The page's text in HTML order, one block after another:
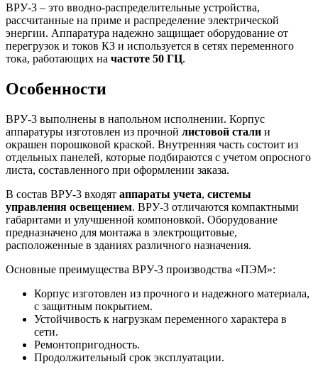
ВРУ-3 – это вводно-распределительные устройства,
рассчитанные на приме и распределение электрической
энергии. Аппаратура надежно защищает оборудование от
перегрузок и токов КЗ и используется в сетях переменного
тока, работающих на частоте 50 ГЦ.
Особенности
ВРУ-3 выполнены в напольном исполнении. Корпус
аппаратуры изготовлен из прочной листовой стали и
окрашен порошковой краской. Внутренняя часть состоит из
отдельных панелей, которые подбираются с учетом опросного
листа, составленного при оформлении заказа.
В состав ВРУ-3 входят аппараты учета, системы
управления освещением. ВРУ-3 отличаются компактными
габаритами и улучшенной компоновкой. Оборудование
предназначено для монтажа в электрощитовые,
расположенные в зданиях различного назначения.
Основные преимущества ВРУ-3 производства «ПЭМ»:
Корпус изготовлен из прочного и надежного материала,
с защитным покрытием.
Устойчивость к нагрузкам переменного характера в
сети.
Ремонтопригодность.
Продолжительный срок эксплуатации.